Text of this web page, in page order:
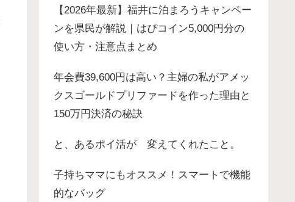
【2026年最新】福井に泊まろうキャンペー
ンを県民が解説｜はぴコイン5,000円分の
使い方・注意点まとめ
年会費39,600円は高い？主婦の私がアメッ
クスゴールドプリファードを作った理由と
150万円決済の秘訣
と、あるポイ活が 変えてくれたこと。
子持ちママにもオススメ！スマートで機能
的なバッグ